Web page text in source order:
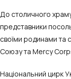
До столичного
представники
своїми родинами та
Союзу та Mercy
Національний цирк